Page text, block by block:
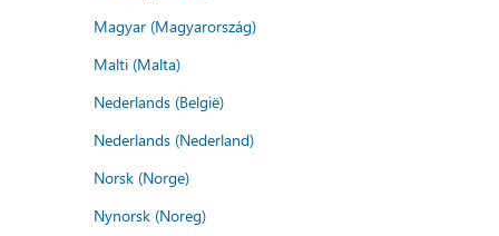
Magyar (Magyarország)
Malti (Malta)
Nederlands (België)
Nederlands (Nederland)
Norsk (Norge)
Nynorsk (Noreg)